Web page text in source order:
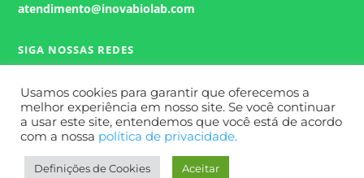
atendimento@inovabiolab.com
SIGA NOSSAS REDES
Usamos cookies para garantir que oferecemos a
melhor experiência em nosso site. Se você continuar
a usar este site, entendemos que você está de acordo
com a nossa política de privacidade.
Definições de Cookies Aceitar